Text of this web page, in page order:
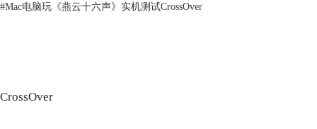
#Mac电脑玩《燕云十六声》实机测试CrossOver
CrossOver